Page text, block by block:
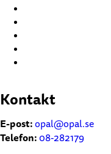
Kontakt
E-post:opal@opal.se
Telefon:08-282179